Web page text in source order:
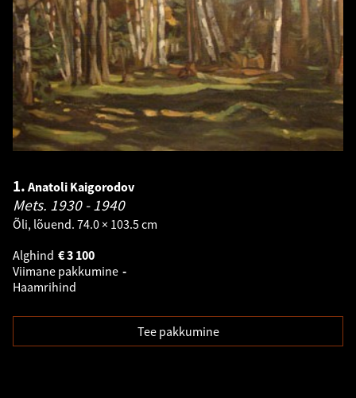
1. Anatoli Kaigorodov
Mets. 1930 - 1940
Õli, lõuend. 74.0 × 103.5 cm
Alghind
3 100
€
Viimane pakkumine -
Haamrihind
Tee pakkumine